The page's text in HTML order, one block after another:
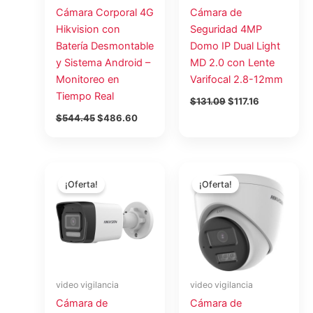
Cámara Corporal 4G
Hikvision con
Batería Desmontable
y Sistema Android –
Monitoreo en
Tiempo Real
$544.45 $486.60
Cámara de
Seguridad 4MP
Domo IP Dual Light
MD 2.0 con Lente
Varifocal 2.8-12mm
$131.09$117.16
¡Oferta!
video vigilancia
Cámara de
precio
original
era:
$103.76.
es:
$92.74.
¡Oferta!
video vigilancia
Cámara de
precio
original
era:
$41.18.
precio
actual